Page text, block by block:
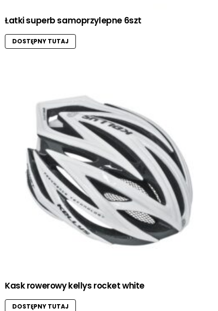
Łatki superb samoprzylepne 6szt
DOSTĘPNY TUTAJ
Kask rowerowy kellys rocket white
DOSTĘPNY TUTAJ